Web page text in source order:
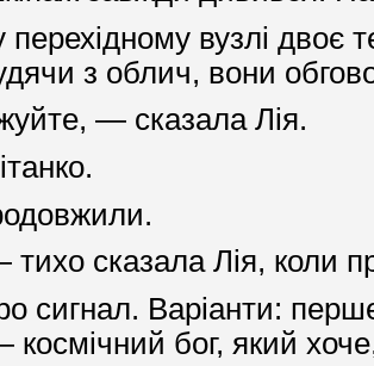
вузлі двоє
з облич, вони
— сказала Лія.
сказала Лія, коли
сигнал. Варіанти:
космічний бог, який